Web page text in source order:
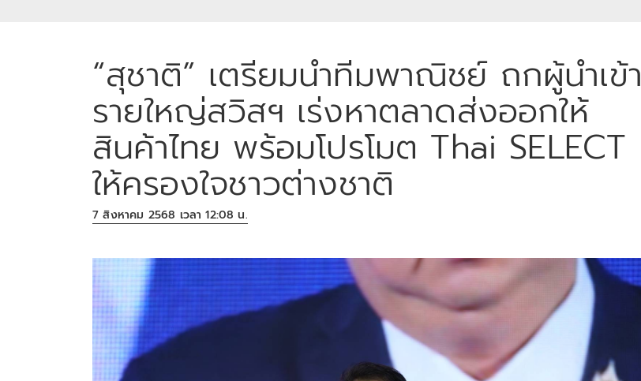
“สุชาติ” เตรียมนำทีมพาณิชย์ ถกผู้นำเข้า
รายใหญ่สวิสฯ เร่งหาตลาดส่งออกให้
สินค้าไทย พร้อมโปรโมต Thai SELECT
ให้ครองใจชาวต่างชาติ
7 สิงหาคม 2568 เวลา 12:08 น.